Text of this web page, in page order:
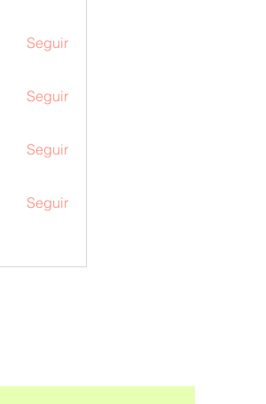
Seguir
Seguir
Seguir
Seguir